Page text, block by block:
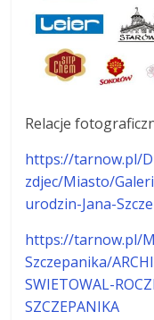
Relacje
https://tarnow.pl/
zdjec/Miasto/
urodzin-Jana-
https://tarnow.pl/
Szczepanika/
SWIETOWAL-
SZCZEPANIKA